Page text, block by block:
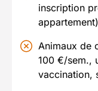
inscription
appartement)
Animaux de
100 €/sem.,
vaccination,